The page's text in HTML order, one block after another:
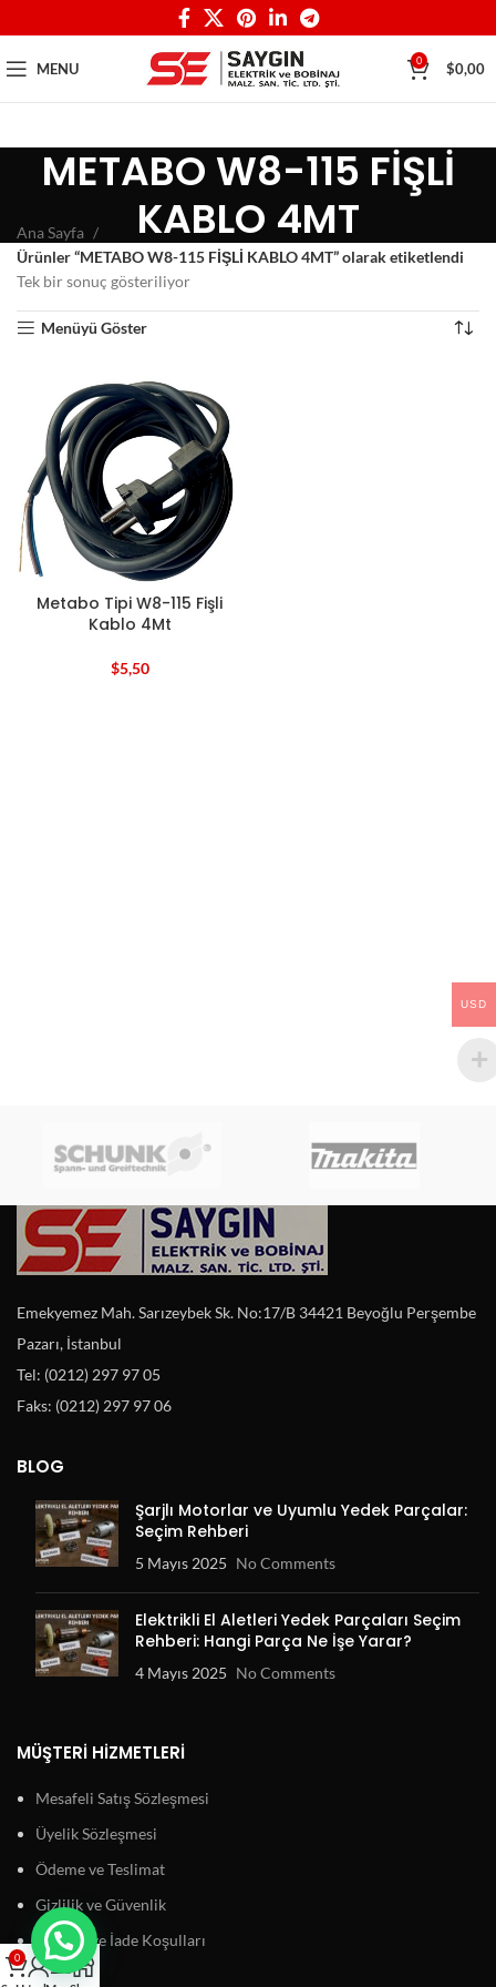
MENU 0 $0,00
METABO W8-115 FİŞLİ
KABLO 4MT
Ana Sayfa
Ürünler “METABO W8-115 FİŞLİ KABLO 4MT” olarak etiketlendi
Tek bir sonuç gösteriliyor
Menüyü Göster
Metabo Tipi W8-115 Fişli
Kablo 4Mt
$5,50
Emekyemez Mah. Sarızeybek Sk. No:17/B 34421 Beyoğlu Perşembe
Pazarı, İstanbul
Tel: (0212) 297 97 05
Faks: (0212) 297 97 06
BLOG
Şarjlı Motorlar ve Uyumlu Yedek Parçalar:
Seçim Rehberi
5 Mayıs 2025 No Comments
Elektrikli El Aletleri Yedek Parçaları Seçim
Rehberi: Hangi Parça Ne İşe Yarar?
4 Mayıs 2025 No Comments
MÜŞTERI HIZMETLERI
Mesafeli Satış Sözleşmesi
Üyelik Sözleşmesi
Ödeme ve Teslimat
Gizlilik ve Güvenlik
Garanti ve İade Koşulları
USD
0